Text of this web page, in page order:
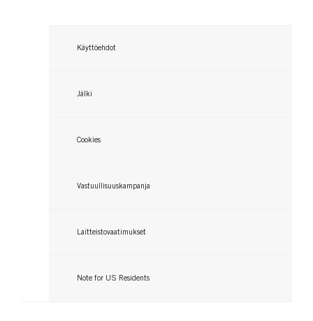
Käyttöehdot
Jälki
Cookies
Vastuullisuuskampanja
Laitteistovaatimukset
Note for US Residents